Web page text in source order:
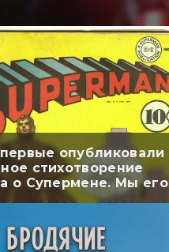
опубликовали
стихотворение
о Супермене. Мы его